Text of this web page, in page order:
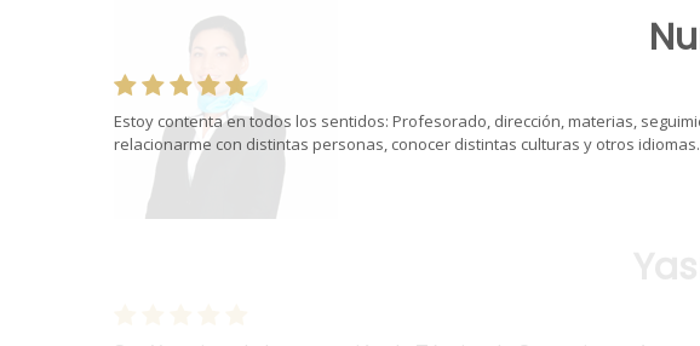
Estoy contenta en todos los sentidos: Profesorado, dirección, materias,
relacionarme con distintas personas, conocer distintas culturas y otros